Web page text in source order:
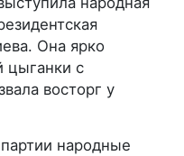
Она ярко
цыганки с
восторг у
народные